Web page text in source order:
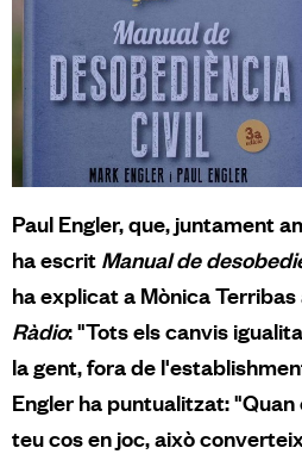
Paul Engler, que, juntament
ha escritManual de
ha explicat a Mònica Terribas
Ràdio: "Tots els canvis
la gent, fora de
Engler ha puntualitzat:
teu cos en joc, això